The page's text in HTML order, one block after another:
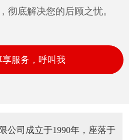
彻底解决您的后顾之忧。
享服务，呼叫我
公司成立于1990年，座落于